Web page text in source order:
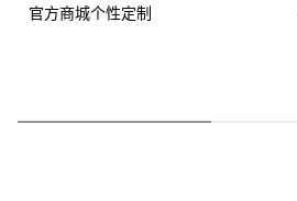
官方商城个性定制